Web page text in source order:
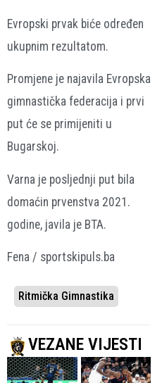
Evropski prvak biće određen
ukupnim rezultatom.
Promjene je najavila Evropska
gimnastička federacija i prvi
put će se primijeniti u
Bugarskoj.
Varna je posljednji put bila
domaćin prvenstva 2021.
godine, javila je BTA.
Fena / sportskipuls.ba
Ritmička Gimnastika
VEZANE VIJESTI